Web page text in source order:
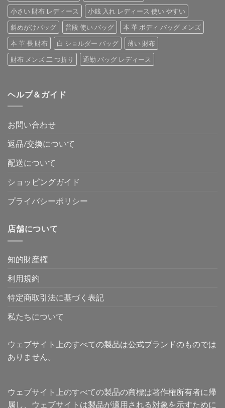
小さい 財布 レディース
小銭 入れ レディース 使い やすい
斜めがけバッグ
普段 使い バッグ
本 革 ボディ バッグ メンズ
本 革 長 財布
白 ショルダー バッグ
薄い 財布
財布 メンズ 二 つ折り
通勤 バッグ レディース
ヘルプ＆ガイド
お問い合わせ
返品/交換について
配送について
ショッピングガイド
プライバシーポリシー
店舗について
知的財産権
利用規約
特定商取引法に基づく表記
私たちについて
ウェブサイト上のすべての製品は公式ブランドのものでは
ありません。
ウェブサイト上のすべての製品の商標は著作権所有者に帰
属し、ウェブサイトは製品が適用される対象を示すために